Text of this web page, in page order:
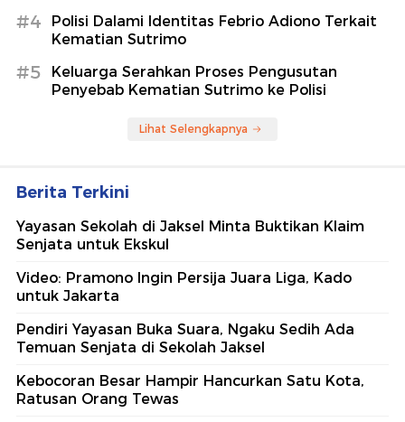
#4
Polisi Dalami Identitas Febrio Adiono Terkait
Kematian Sutrimo
#5
Keluarga Serahkan Proses Pengusutan
Penyebab Kematian Sutrimo ke Polisi
Lihat Selengkapnya
Berita Terkini
Yayasan Sekolah di Jaksel Minta Buktikan Klaim
Senjata untuk Ekskul
Video: Pramono Ingin Persija Juara Liga, Kado
untuk Jakarta
Pendiri Yayasan Buka Suara, Ngaku Sedih Ada
Temuan Senjata di Sekolah Jaksel
Kebocoran Besar Hampir Hancurkan Satu Kota,
Ratusan Orang Tewas